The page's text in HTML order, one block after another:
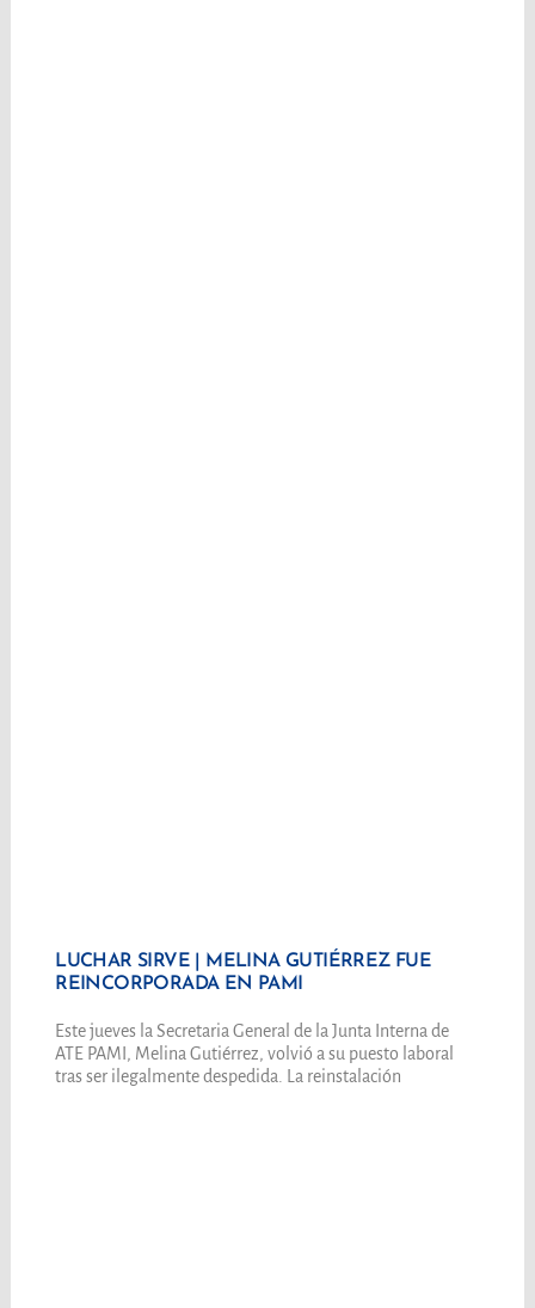
LUCHAR SIRVE | MELINA GUTIÉRREZ FUE
REINCORPORADA EN PAMI
Este jueves la Secretaria General de la Junta Interna de
ATE PAMI, Melina Gutiérrez, volvió a su puesto laboral
tras ser ilegalmente despedida. La reinstalación